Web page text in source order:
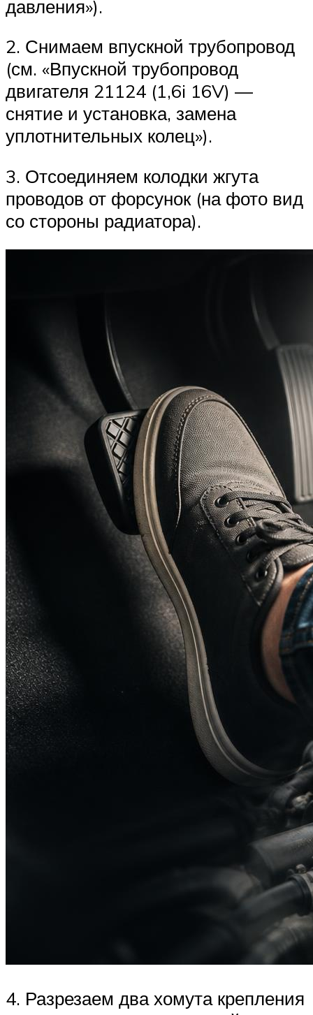
давления»).
2. Снимаем впускной трубопровод
(см. «Впускной трубопровод
двигателя 21124 (1,6i 16V) —
снятие и установка, замена
уплотнительных колец»).
3. Отсоединяем колодки жгута
проводов от форсунок (на фото вид
со стороны радиатора).
4. Разрезаем два хомута крепления